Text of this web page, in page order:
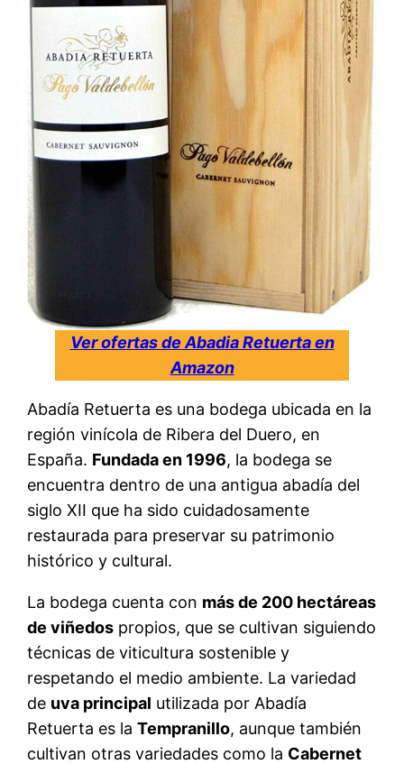
Ver ofertas de Abadia Retuerta en
Amazon
Abadía Retuerta es una bodega ubicada en la
región vinícola de Ribera del Duero, en
España. Fundada en 1996, la bodega se
encuentra dentro de una antigua abadía del
siglo XII que ha sido cuidadosamente
restaurada para preservar su patrimonio
histórico y cultural.
La bodega cuenta con más de 200 hectáreas
de viñedos propios, que se cultivan siguiendo
técnicas de viticultura sostenible y
respetando el medio ambiente. La variedad
de uva principal utilizada por Abadía
Retuerta es laTempranillo, aunque también
cultivan otras variedades como la Cabernet